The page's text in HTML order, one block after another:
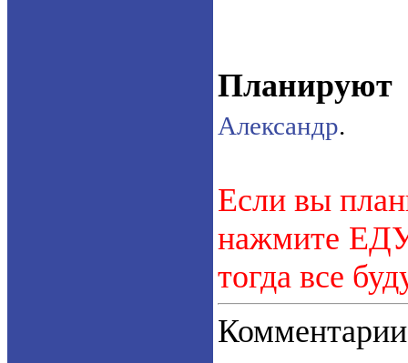
Планируют
Александр.
Если вы
нажмите
тогда все